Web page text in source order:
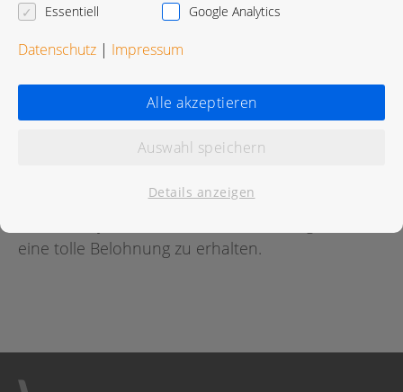
Bewertungen
Für diese Praxis wurde noch keine Bewertung
eine tolle Belohnung zu erhalten.
Essentiell Google Analytics
Datenschutz | Impressum
Alle akzeptieren
Auswahl speichern
Details anzeigen